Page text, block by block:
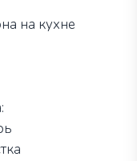
на кухне